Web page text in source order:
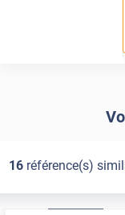
16référence(s)